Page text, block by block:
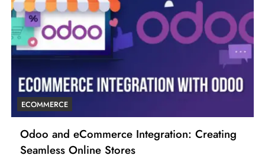
ECOMMERCE
Odoo and eCommerce Integration: Creating
Seamless Online Stores